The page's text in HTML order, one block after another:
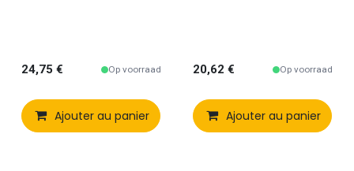
24,75 € Op voorraad
Ajouter au panier Comparer Ajouter à
20,62 € Op voorraad
Ajouter au panier